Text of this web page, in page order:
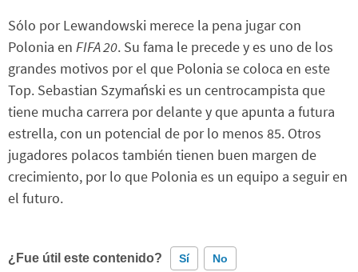
Sólo por Lewandowski merece la pena jugar con
Polonia en FIFA 20. Su fama le precede y es uno de los
grandes motivos por el que Polonia se coloca en este
Top. Sebastian Szymański es un centrocampista que
tiene mucha carrera por delante y que apunta a futura
estrella, con un potencial de por lo menos 85. Otros
jugadores polacos también tienen buen margen de
crecimiento, por lo que Polonia es un equipo a seguir en
el futuro.
¿Fue útil este contenido? Sí No